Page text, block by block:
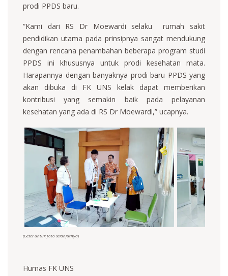
prodi PPDS baru.
“Kami dari RS Dr Moewardi selaku rumah sakit
pendidikan utama pada prinsipnya sangat mendukung
dengan rencana penambahan beberapa program studi
PPDS ini khususnya untuk prodi kesehatan mata.
Harapannya dengan banyaknya prodi baru PPDS yang
akan dibuka di FK UNS kelak dapat memberikan
kontribusi yang semakin baik pada pelayanan
kesehatan yang ada di RS Dr Moewardi,” ucapnya.
(Geser untuk foto selanjutnya)
Humas FK UNS